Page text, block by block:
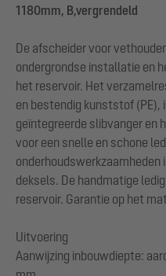
1180mm, B,vergrendeld
De afscheider voor
ondergrondse installatie en
het reservoir. Het
en bestendig kunststof (PE),
geïntegreerde slibvanger en
voor een snelle en schone
onderhoudswerkzaamheden
deksels. De handmatige
reservoir. Garantie op het
Uitvoering
Aanwijzing inbouwdiepte: